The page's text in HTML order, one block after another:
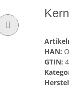
HAN:
GTIN: